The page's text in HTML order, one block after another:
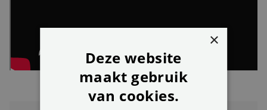
×
Deze website
maakt gebruik
van cookies.